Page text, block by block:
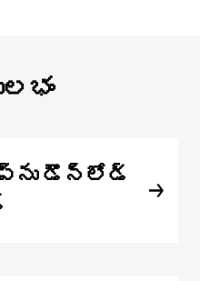
డౌన్‌లోడ్